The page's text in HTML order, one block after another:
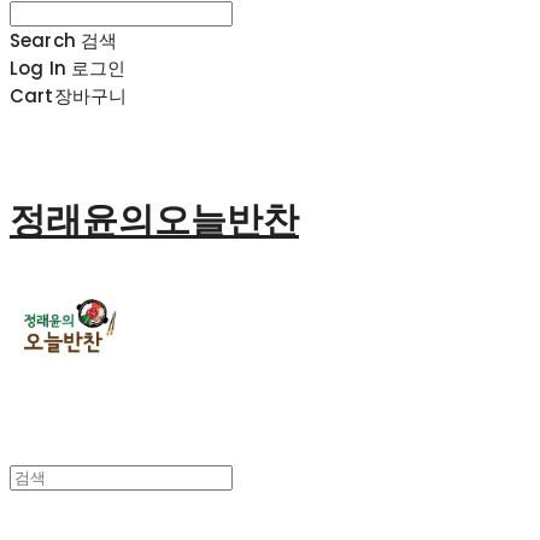
Search 검색
Log In 로그인
Cart장바구니
정래윤의오늘반찬